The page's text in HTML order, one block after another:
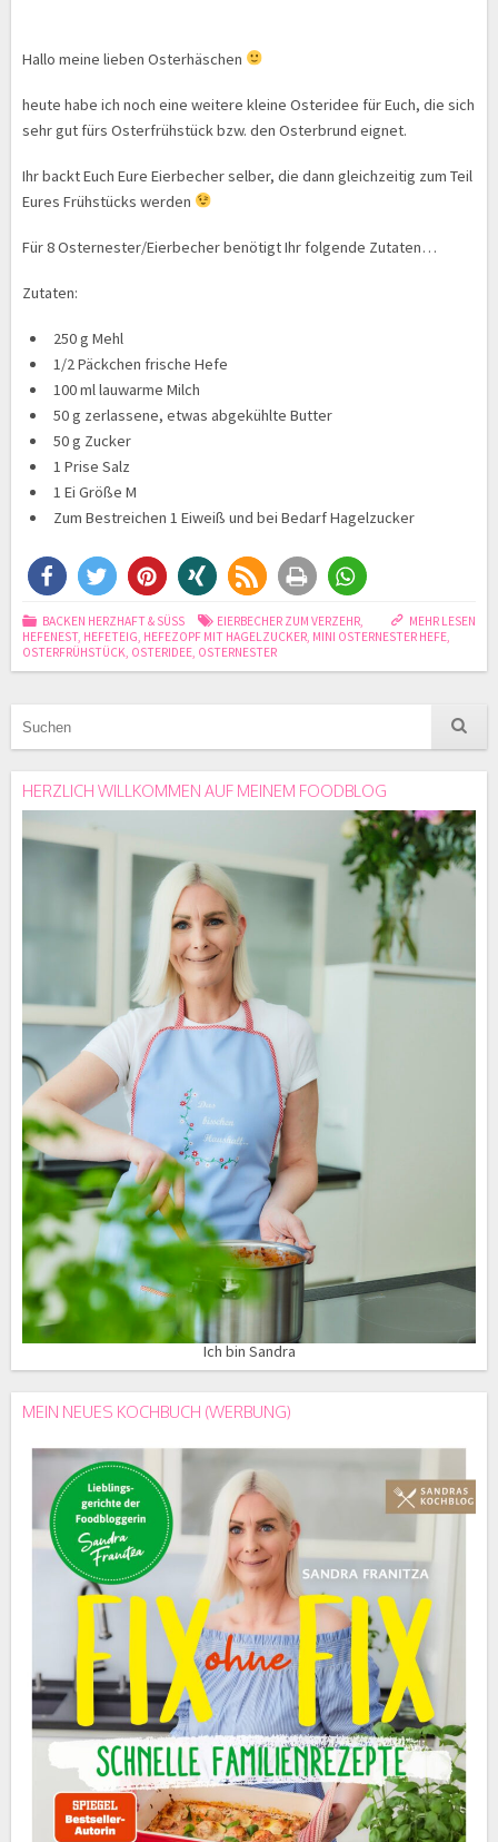
Hallo meine lieben Osterhäschen
heute habe ich noch eine weitere kleine Osteridee für Euch, die sich
sehr gut fürs Osterfrühstück bzw. den Osterbrund eignet.
Ihr backt Euch Eure Eierbecher selber, die dann gleichzeitig zum Teil
Eures Frühstücks werden
Für 8 Osternester/Eierbecher benötigt Ihr folgende Zutaten…
Zutaten:
250 g Mehl
1/2 Päckchen frische Hefe
100 ml lauwarme Milch
50 g zerlassene, etwas abgekühlte Butter
50 g Zucker
1 Prise Salz
1 Ei Größe M
Zum Bestreichen 1 Eiweiß und bei Bedarf Hagelzucker
MEHR LESEN
BACKEN HERZHAFT & SÜSS EIERBECHER ZUM VERZEHR,
HEFENEST, HEFETEIG, HEFEZOPF MIT HAGELZUCKER, MINI OSTERNESTER HEFE,
OSTERFRÜHSTÜCK, OSTERIDEE, OSTERNESTER
HERZLICH WILLKOMMEN AUF MEINEM FOODBLOG
Ich bin Sandra
MEIN NEUES KOCHBUCH (WERBUNG)